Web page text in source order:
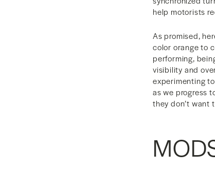
help motorists
As promised,
color orange to
performing,
visibility and
experimenting
as we progress
they don’t want